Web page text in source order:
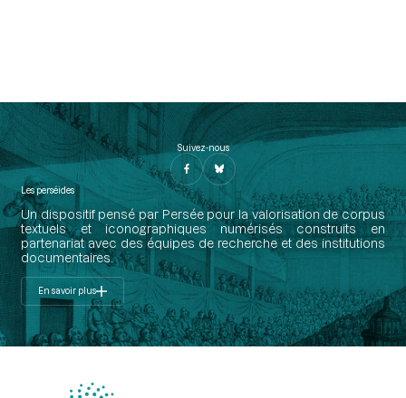
Suivez-nous
Les perséides
Un dispositif pensé par Persée pour la valorisation de corpus
textuels et iconographiques numérisés construits en
partenariat avec des équipes de recherche et des institutions
documentaires.
En savoir plus